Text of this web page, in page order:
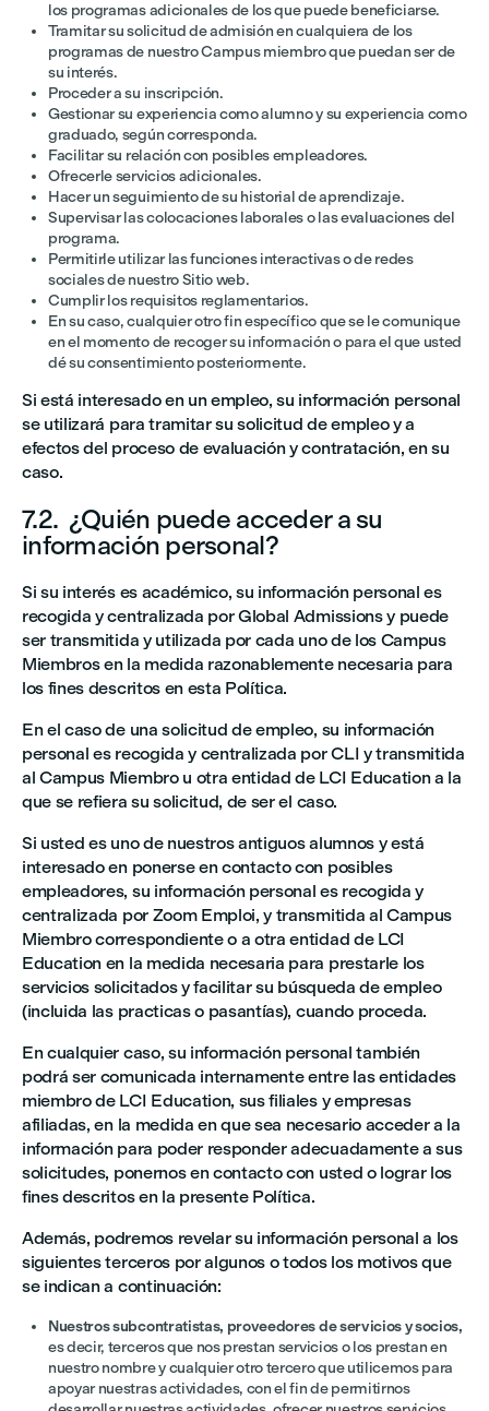
los programas adicionales de los que puede beneficiarse.
Tramitar su solicitud de admisión en cualquiera de los
programas de nuestro Campus miembro que puedan ser de
su interés.
Proceder a su inscripción.
Gestionar su experiencia como alumno y su experiencia como
graduado, según corresponda.
Facilitar su relación con posibles empleadores.
Ofrecerle servicios adicionales.
Hacer un seguimiento de su historial de aprendizaje.
Supervisar las colocaciones laborales o las evaluaciones del
programa.
Permitirle utilizar las funciones interactivas o de redes
sociales de nuestro Sitio web.
Cumplir los requisitos reglamentarios.
En su caso, cualquier otro fin específico que se le comunique
en el momento de recoger su información o para el que usted
dé su consentimiento posteriormente.
Si está interesado en un empleo, su información personal
se utilizará para tramitar su solicitud de empleo y a
efectos del proceso de evaluación y contratación, en su
caso.
7.2. ¿Quién puede acceder a su
información personal?
Si su interés es académico, su información personal es
recogida y centralizada por Global Admissions y puede
ser transmitida y utilizada por cada uno de los Campus
Miembros en la medida razonablemente necesaria para
los fines descritos en esta Política.
En el caso de una solicitud de empleo, su información
personal es recogida y centralizada por CLI y transmitida
al Campus Miembro u otra entidad de LCI Education a la
que se refiera su solicitud, de ser el caso.
Si usted es uno de nuestros antiguos alumnos y está
interesado en ponerse en contacto con posibles
empleadores, su información personal es recogida y
centralizada por Zoom Emploi, y transmitida al Campus
Miembro correspondiente o a otra entidad de LCI
Education en la medida necesaria para prestarle los
servicios solicitados y facilitar su búsqueda de empleo
(incluida las practicas o pasantías), cuando proceda.
En cualquier caso, su información personal también
podrá ser comunicada internamente entre las entidades
miembro de LCI Education, sus filiales y empresas
afiliadas, en la medida en que sea necesario acceder a la
información para poder responder adecuadamente a sus
solicitudes, ponernos en contacto con usted o lograr los
fines descritos en la presente Política.
Además, podremos revelar su información personal a los
siguientes terceros por algunos o todos los motivos que
se indican a continuación:
Nuestros subcontratistas, proveedores de servicios y socios,
es decir, terceros que nos prestan servicios o los prestan en
nuestro nombre y cualquier otro tercero que utilicemos para
apoyar nuestras actividades, con el fin de permitirnos